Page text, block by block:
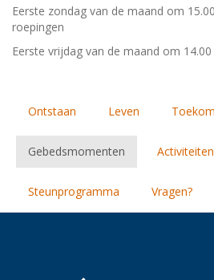
Eerste zondag van de maand om
roepingen
Eerste vrijdag van de maand om
Ontstaan Leven
Gebedsmomenten Activiteiten
Steunprogramma Vragen?